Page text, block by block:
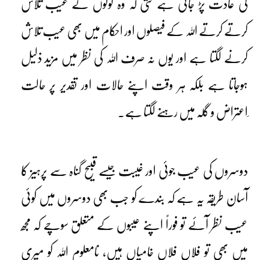
کی عادت پڑ جاتی ہے حتیٰ کہ وہ لوگوں کے عیب تلاش
کرتے کرتے اللہ کے فیصلوں اور احکام میں بھی عیب تلاش
کرنے لگتا ہے اور یوں نہ صرف اللہ کی نظر میں مزید ذلیل
ہوجاتا ہے بلکہ ہر وقت اپنے حالات اور تقدیر پر حالت
ِاعتراض و گلہ میں رہنے لگتا ہے۔
دوسروں کی عیب جوئی اور غیبت جیسے قبیح گناہ سے پرہیز کا
آسان طریقہ یہ ہے کہ بندے کو جب بھی دوسروں میں کوئی
عیب نظر آئے تو فوراً اپنے عیبوں کے متعلق سوچے کہ مجھ
میں بھی تو فلاں فلاں خامیاں ہیں، نامعلوم اللہ کو میری